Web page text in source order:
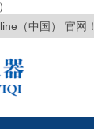
（中国） 官网！